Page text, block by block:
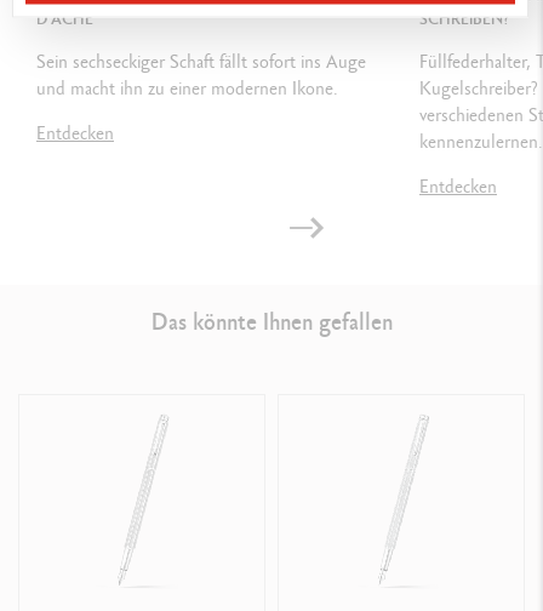
VERPACKUNG
958.495
D'ACHE
Sein sechseckiger Schaft fällt sofort ins Auge
und macht ihn zu einer modernen Ikone.
Entdecken
SCHREIBEN?
Füllfederhalter,
verschiedenen
kennenzulernen.
Entdecken
Das könnte Ihnen gefallen